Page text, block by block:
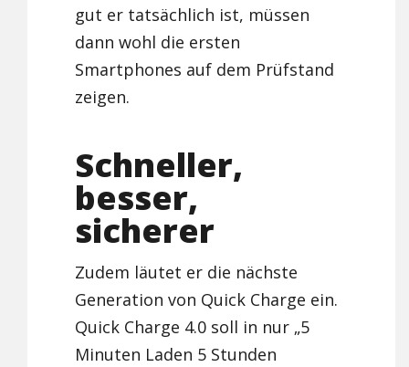
gut er tatsächlich ist, müssen
dann wohl die ersten
Smartphones auf dem Prüfstand
zeigen.
Schneller,
besser,
sicherer
Zudem läutet er die nächste
Generation von Quick Charge ein.
Quick Charge 4.0 soll in nur „5
Minuten Laden 5 Stunden